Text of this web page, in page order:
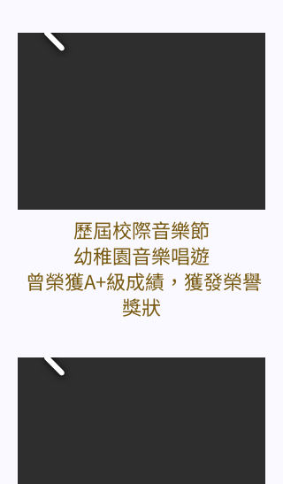
歷屆校際音樂節
幼稚園音樂唱遊
曾榮獲A+級成績，獲發榮譽
獎狀